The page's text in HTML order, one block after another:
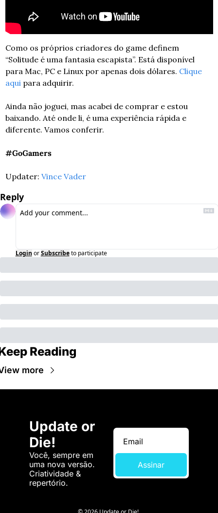
Como os próprios criadores do game definem
“Solitude é uma fantasia escapista”. Está disponível
para Mac, PC e Linux por apenas dois dólares. Clique
aqui para adquirir.
Ainda não joguei, mas acabei de comprar e estou
baixando. Até onde li, é uma experiência rápida e
diferente. Vamos conferir.
#GoGamers
Updater: Vince Vader
Reply
Login or Subscribe to participate
Reading
more
Update or
Die!
Você, sempre em
uma nova versão.
Criatividade &
repertório.
Assinar